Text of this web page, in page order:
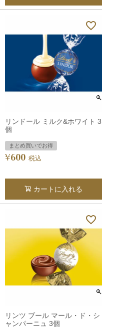
リンドール ミルク&ホワイト 3
個
まとめ買いでお得
¥600 税込
カートに入れる
リンツ ブール マール・ド・シ
ャンパーニュ 3個